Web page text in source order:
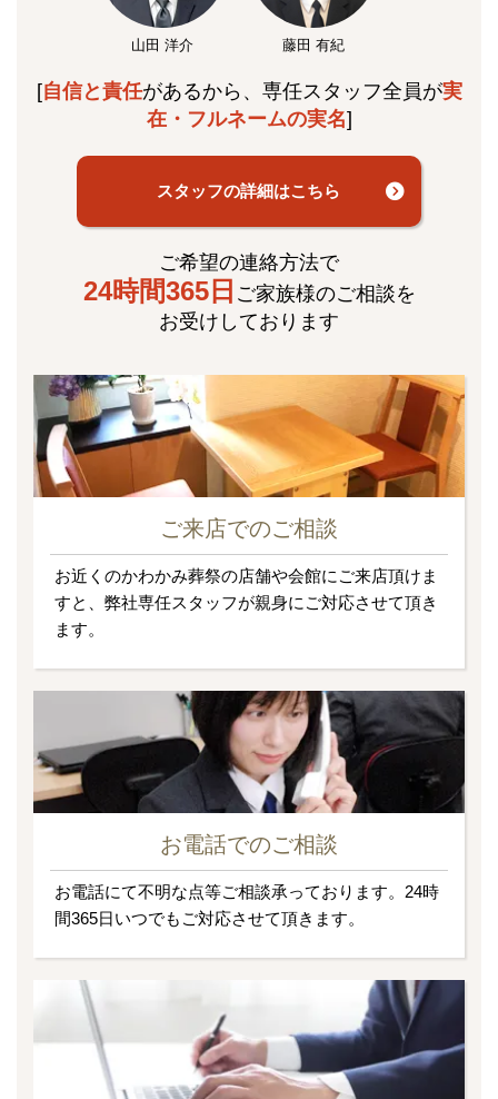
山田 洋介 藤田 有紀
[自信と責任があるから、専任スタッフ全員が実
在・フルネームの実名]
スタッフの詳細はこちら
ご希望の連絡方法で
24時間365日 ご家族様のご相談を
お受けしております
ご来店でのご相談
お近くのかわかみ葬祭の店舗や会館にご来店頂けま
すと、弊社専任スタッフが親身にご対応させて頂き
ます。
お電話でのご相談
お電話にて不明な点等ご相談承っております。24時
間365日いつでもご対応させて頂きます。